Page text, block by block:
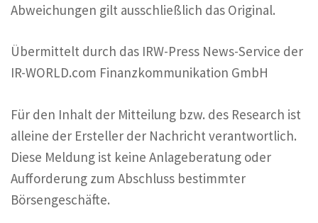
Abweichungen gilt ausschließlich das Original.
Übermittelt durch das IRW-Press News-Service der
IR-WORLD.com Finanzkommunikation GmbH
Für den Inhalt der Mitteilung bzw. des Research ist
alleine der Ersteller der Nachricht verantwortlich.
Diese Meldung ist keine Anlageberatung oder
Aufforderung zum Abschluss bestimmter
Börsengeschäfte.